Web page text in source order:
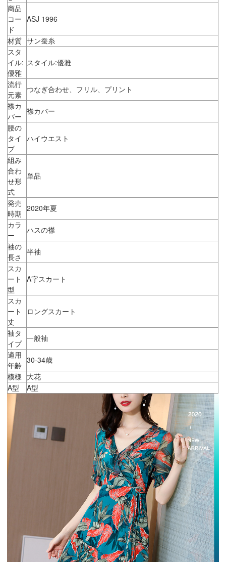
商品
コー
ド
ASJ 1996
材質 サン蚕糸
スタ
イル:
優雅
スタイル:優雅
流行
元素
つなぎ合わせ、フリル、プリント
襟カ
バー
襟カバー
腰の
タイ
プ
ハイウエスト
組み
合わ
せ形
式
単品
発売
時期
2020年夏
カラ
ー
ハスの襟
袖の
長さ
半袖
スカ
ート
型
A字スカート
スカ
ート
丈
ロングスカート
袖タ
イプ
一般袖
適用
年齢
30-34歳
模様 大花
A型
A型